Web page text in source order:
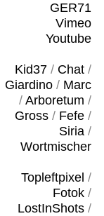
GER71
Vimeo
Youtube
Kid37/ Chat/
Giardino/ Marc
/ Arboretum /
Gross/ Fefe/
Siria/
Wortmischer
Topleftpixel /
Fotok/
LostInShots/